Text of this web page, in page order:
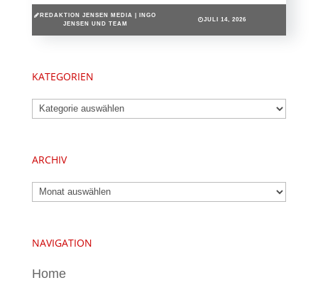
REDAKTION JENSEN MEDIA | INGO
JENSEN UND TEAM
JULI 14, 2026
KATEGORIEN
Kategorien
ARCHIV
Archiv
NAVIGATION
Home